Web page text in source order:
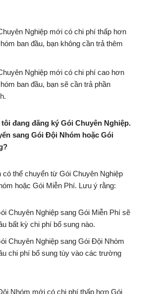
Nghiệp mới có chi phí thấp hơn
ban đầu, bạn không cần trả thêm
Nghiệp mới có chi phí cao hơn
ban đầu, bạn sẽ cần trả phần
đang đăng ký Gói Chuyên Nghiệp.
sang Gói Đội Nhóm hoặc Gói
có thể chuyển từ Gói Chuyên Nghiệp
hoặc Gói Miễn Phí. Lưu ý rằng:
Chuyên Nghiệp sang Gói Miễn Phí sẽ
bất kỳ chi phí bổ sung nào.
Chuyên Nghiệp sang Gói Đội Nhóm
chi phí bổ sung tùy vào các trường
Nhóm mới có chi phí thấp hơn Gói